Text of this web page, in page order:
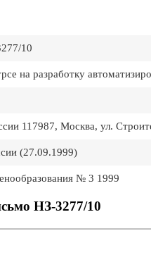
10
на разработку
117987, Москва, ул.
(27.09.1999)
№ 3 1999
НЗ-3277/10